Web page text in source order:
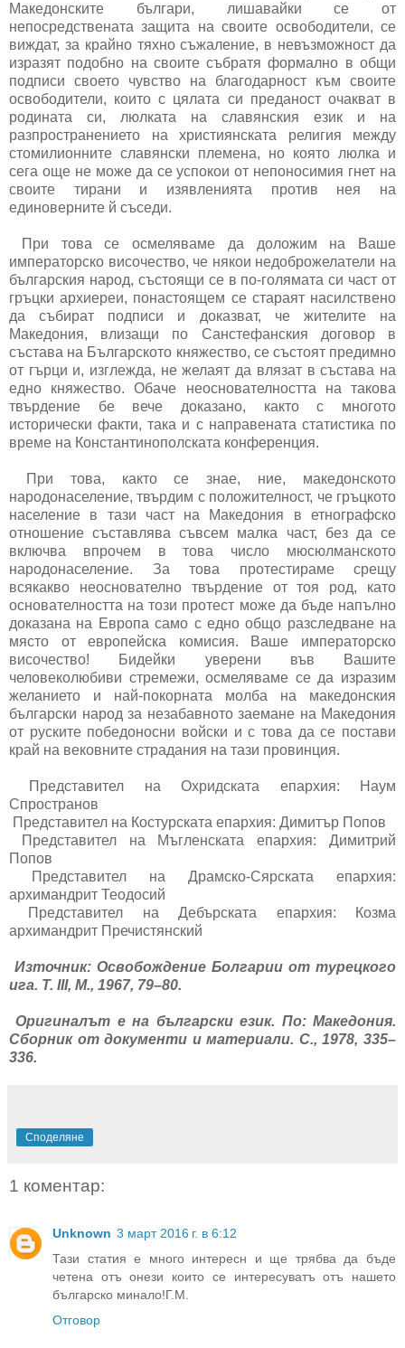
Македонските българи, лишавайки се от
непосредствената защита на своите освободители, се
виждат, за крайно тяхно съжаление, в невъзможност да
изразят подобно на своите събратя формално в общи
подписи своето чувство на благодарност към своите
освободители, които с цялата си преданост очакват в
родината си, люлката на славянския език и на
разпространението на християнската религия между
стомилионните славянски племена, но която люлка и
сега още не може да се успокои от непоносимия гнет на
своите тирани и изявленията против нея на
единоверните й съседи.
При това се осмеляваме да доложим на Ваше
императорско височество, че някои недоброжелатели на
българския народ, състоящи се в по-голямата си част от
гръцки архиереи, понастоящем се стараят насилствено
да събират подписи и доказват, че жителите на
Македония, влизащи по Санстефанския договор в
състава на Българското княжество, се състоят предимно
от гърци и, изглежда, не желаят да влязат в състава на
едно княжество. Обаче неоснователността на такова
твърдение бе вече доказано, както с многото
исторически факти, така и с направената статистика по
време на Константинополската конференция.
При това, както се знае, ние, македонското
народонаселение, твърдим с положителност, че гръцкото
население в тази част на Македония в етнографско
отношение съставлява съвсем малка част, без да се
включва впрочем в това число мюсюлманското
народонаселение. За това протестираме срещу
всякакво неоснователно твърдение от тоя род, като
основателността на този протест може да бъде напълно
доказана на Европа само с едно общо разследване на
място от европейска комисия. Ваше императорско
височество! Бидейки уверени във Вашите
человеколюбиви стремежи, осмеляваме се да изразим
желанието и най-покорната молба на македонския
български народ за незабавното заемане на Македония
от руските победоносни войски и с това да се постави
край на вековните страдания на тази провинция.
Представител на Охридската епархия: Наум
Спространов
Представител на Костурската епархия: Димитър Попов
Представител на Мъгленската епархия: Димитрий
Попов
Представител на Драмско-Сярската епархия:
архимандрит Теодосий
Представител на Дебърската епархия: Козма
архимандрит Пречистянский
Източник: Освобождение Болгарии от турецкого
ига. Т. III, М., 1967, 79–80.
Оригиналът е на български език. По: Македония.
Сборник от документи и материали. С., 1978, 335–
336.
Споделяне
1 коментар:
Unknown 3 март 2016 г. в 6:12
Тази статия е много интересн и ще трябва да бъде
четена отъ онези които се интересуватъ отъ нашето
българско минало!Г.М.
Отговор